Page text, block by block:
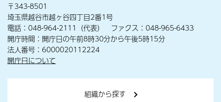
〒343-8501
埼玉県越谷市越ヶ谷四丁目2番1号
電話：048-964-2111（代表） ファクス：048-965-6433
開庁時間：開庁日の午前8時30分から午後5時15分
法人番号：6000020112224
開庁日について
組織から探す